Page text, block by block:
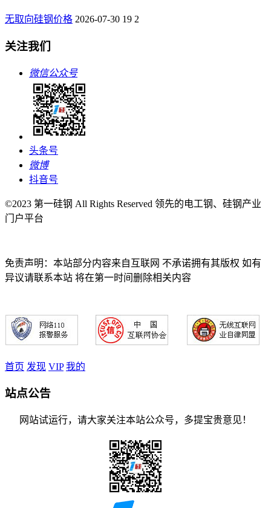
无取向硅钢价格 2026-07-30 19 2
关注我们
微信公众号
头条号
微博
抖音号
©2023 第一硅钢 All Rights Reserved 领先的电工钢、硅钢产业
门户平台
免责声明：本站部分内容来自互联网 不承诺拥有其版权 如有
异议请联系本站 将在第一时间删除相关内容
首页 发现 VIP 我的
站点公告
网站试运行，请大家关注本站公众号，多提宝贵意见！